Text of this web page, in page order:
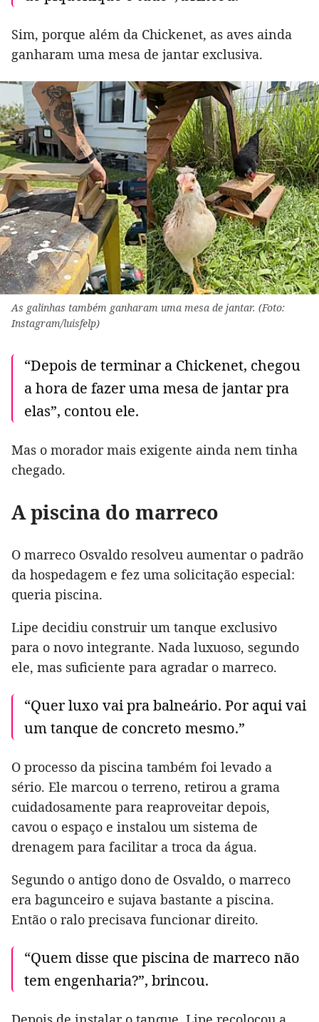
Sim, porque além da Chickenet, as aves ainda
ganharam uma mesa de jantar exclusiva.
As galinhas também ganharam uma mesa de jantar. (Foto:
Instagram/luisfelp)
“Depois de terminar a Chickenet, chegou
a hora de fazer uma mesa de jantar pra
elas”, contou ele.
Mas o morador mais exigente ainda nem tinha
chegado.
A piscina do marreco
O marreco Osvaldo resolveu aumentar o padrão
da hospedagem e fez uma solicitação especial:
queria piscina.
Lipe decidiu construir um tanque exclusivo
para o novo integrante. Nada luxuoso, segundo
ele, mas suficiente para agradar o marreco.
“Quer luxo vai pra balneário. Por aqui vai
um tanque de concreto mesmo.”
O processo da piscina também foi levado a
sério. Ele marcou o terreno, retirou a grama
cuidadosamente para reaproveitar depois,
cavou o espaço e instalou um sistema de
drenagem para facilitar a troca da água.
Segundo o antigo dono de Osvaldo, o marreco
era bagunceiro e sujava bastante a piscina.
Então o ralo precisava funcionar direito.
“Quem disse que piscina de marreco não
tem engenharia?”, brincou.